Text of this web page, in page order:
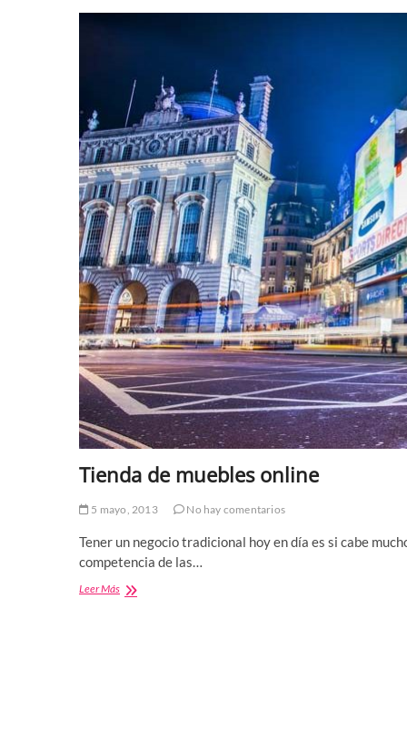
Tienda de muebles online
5 mayo, 2013 No hay comentarios
Tener un negocio tradicional hoy en día es si cabe
competencia de las…
Leer MásTienda